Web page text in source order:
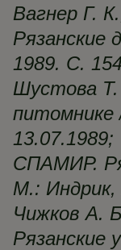
Вагнер Г.
Рязанские
1989. С.
Шустова
питомнике
13.07.1989;
СПАМИР.
М.: Индрик,
Чижков А.
Рязанские